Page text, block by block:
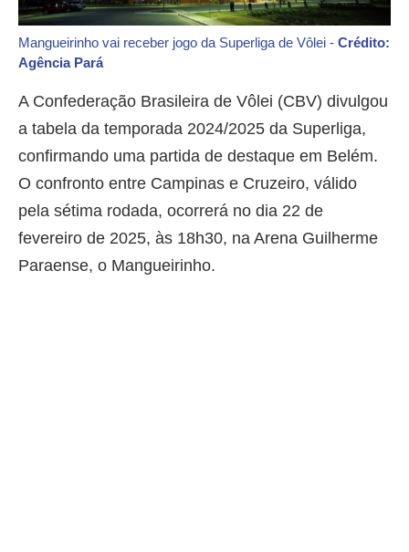
Mangueirinho vai receber jogo da Superliga de Vôlei - Crédito:
Agência Pará
A Confederação Brasileira de Vôlei (CBV) divulgou
a tabela da temporada 2024/2025 da Superliga,
confirmando uma partida de destaque em Belém.
O confronto entre Campinas e Cruzeiro, válido
pela sétima rodada, ocorrerá no dia 22 de
fevereiro de 2025, às 18h30, na Arena Guilherme
Paraense, o Mangueirinho.